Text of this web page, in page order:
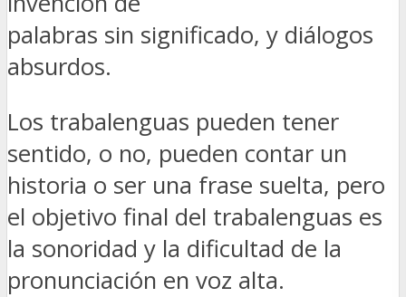
palabras sin significado, y diálogos
absurdos.
Los trabalenguas pueden tener
sentido, o no, pueden contar un
historia o ser una frase suelta, pero
el objetivo final del trabalenguas es
la sonoridad y la dificultad de la
pronunciación en voz alta.